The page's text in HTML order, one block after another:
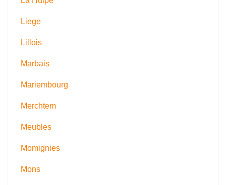
Liege
Lillois
Marbais
Mariembourg
Merchtem
Meubles
Momignies
Mons